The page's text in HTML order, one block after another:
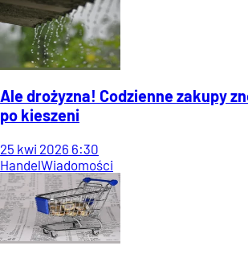
Ale drożyzna! Codzienne zakupy
po kieszeni
25 kwi 2026 6:30
HandelWiadomości